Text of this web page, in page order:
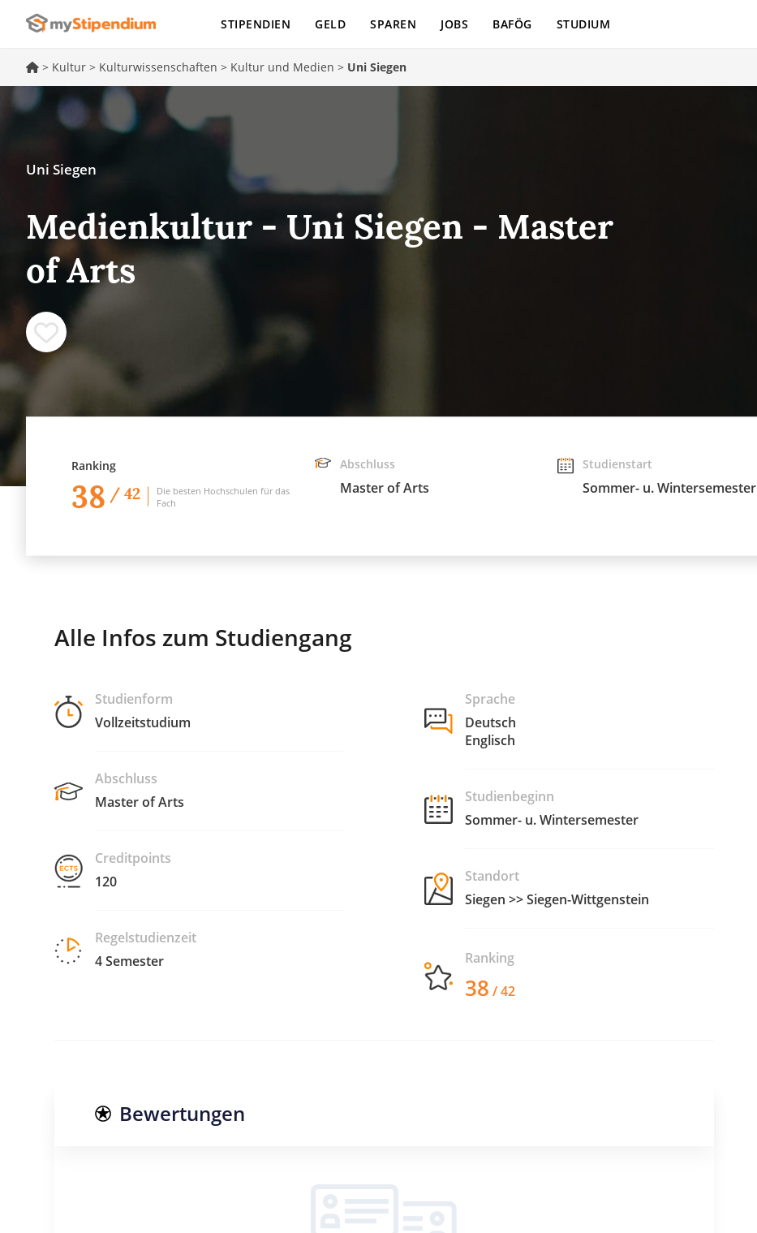
STIPENDIEN GELD SPAREN JOBS BAFÖG STUDIUM
> Kultur > Kulturwissenschaften > Kultur und Medien > Uni Siegen
Uni Siegen
Medienkultur - Uni Siegen - Master
of Arts
Ranking
38 / 42
Die besten Hochschulen für das
Fach
Abschluss
Master of Arts
Studienstart
Sommer- u. Wintersemester
Alle Infos zum Studiengang
Studienform
Vollzeitstudium
Abschluss
Master of Arts
Creditpoints
120
Regelstudienzeit
4 Semester
Sprache
Deutsch
Englisch
Studienbeginn
Sommer- u. Wintersemester
Standort
Siegen >> Siegen-Wittgenstein
Ranking
38 / 42
Bewertungen